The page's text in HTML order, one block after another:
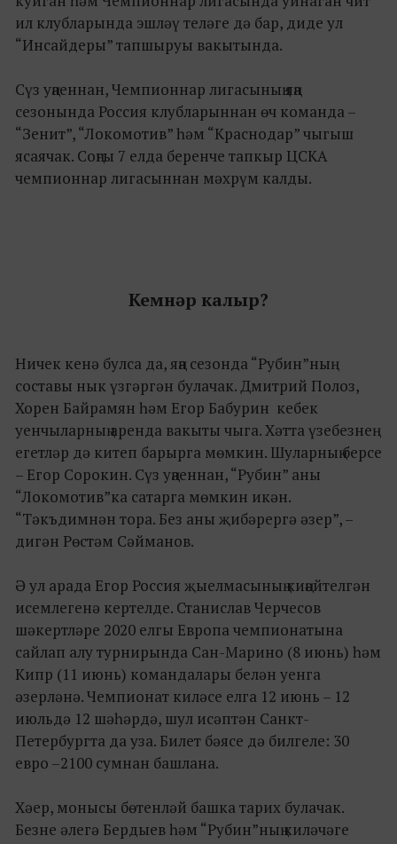
ил клубларында эшләү теләге дә бар, диде ул
“Инсайдеры” тапшыруы вакытында.
Сүз уңаеннан, Чемпионнар лигасының яңа
сезонында Россия клубларыннан өч команда –
“Зенит”, “Локомотив” һәм “Краснодар” чыгыш
ясаячак. Соңгы 7 елда беренче тапкыр ЦСКА
чемпионнар лигасыннан мәхрүм калды.
Кемнәр калыр?
Ничек кенә булса да, яңа сезонда “Рубин”ның
составы нык үзгәргән булачак. Дмитрий Полоз,
Хорен Байрамян һәм Егор Бабурин кебек
уенчыларның аренда вакыты чыга. Хәтта үзебезнең
егетләр дә китеп барырга мөмкин. Шуларның берсе
– Егор Сорокин. Сүз уңаеннан, “Рубин” аны
“Локомотив”ка сатарга мөмкин икән.
“Тәкъдимнән тора. Без аны җибәрергә әзер”, –
дигән Рөстәм Сәйманов.
Ә ул арада Егор Россия җыелмасының киңәйтелгән
исемлегенә кертелде. Станислав Черчесов
шәкертләре 2020 елгы Европа чемпионатына
сайлап алу турнирында Сан-Марино (8 июнь) һәм
Кипр (11 июнь) командалары белән уенга
әзерләнә. Чемпионат киләсе елга 12 июнь – 12
июльдә 12 шәһәрдә, шул исәптән Санкт-
Петербургта да уза. Билет бәясе дә билгеле: 30
евро –2100 сумнан башлана.
Хәер, монысы бөтенләй башка тарих булачак.
Безне әлегә Бердыев һәм “Рубин”ның киләчәге